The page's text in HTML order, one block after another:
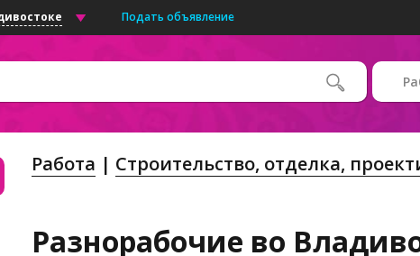
Подать объявление
Работа Строительство, отделка,
Разнорабочие во